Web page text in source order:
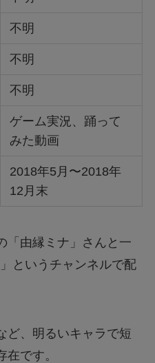
不明
不明
不明
ゲーム実況、踊って
みた動画
2018年5月〜2018年
12月末
「由縁ミナ」さんと一
というチャンネルで配
ど、明るいキャラで短
です。